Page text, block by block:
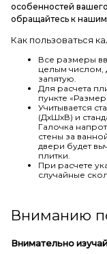
особенностей
обращайтесь к
Как пользоваться
Все размеры
целым числом,
запятую.
Для расчета
пункте
Учитывается
(ДхШхВ) и
Галочка
стены за
двери будет
плитки.
При расчете
случайные
Вниманию
Внимательно